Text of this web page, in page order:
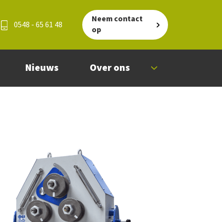
0548 - 65 61 48
Neem contact
op
Nieuws Over ons